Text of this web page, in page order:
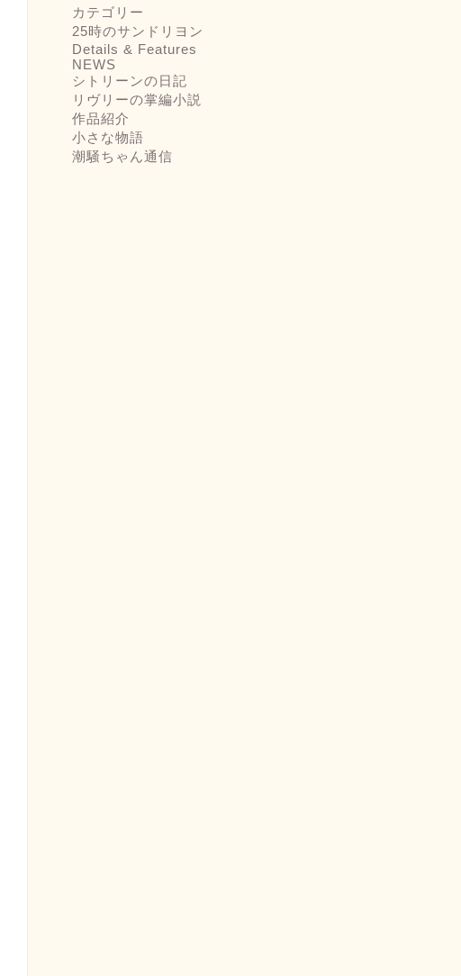
カテゴリー
25時のサンドリヨン
Details & Features
NEWS
シトリーンの日記
リヴリーの掌編小説
作品紹介
小さな物語
潮騒ちゃん通信